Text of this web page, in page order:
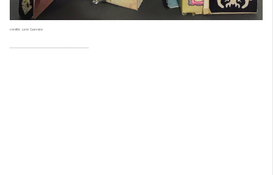
credits: Lera Guevska
.................................................................